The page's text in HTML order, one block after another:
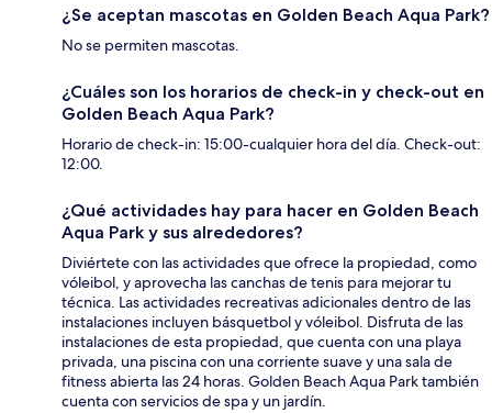
¿Se aceptan mascotas en Golden Beach Aqua Park?
No se permiten mascotas.
¿Cuáles son los horarios de check-in y check-out en
Golden Beach Aqua Park?
Horario de check-in: 15:00-cualquier hora del día. Check-out:
12:00.
¿Qué actividades hay para hacer en Golden Beach
Aqua Park y sus alrededores?
Diviértete con las actividades que ofrece la propiedad, como
vóleibol, y aprovecha las canchas de tenis para mejorar tu
técnica. Las actividades recreativas adicionales dentro de las
instalaciones incluyen básquetbol y vóleibol. Disfruta de las
instalaciones de esta propiedad, que cuenta con una playa
privada, una piscina con una corriente suave y una sala de
fitness abierta las 24 horas. Golden Beach Aqua Park también
cuenta con servicios de spa y un jardín.